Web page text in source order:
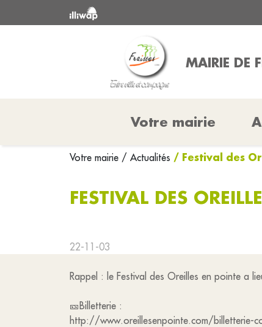
MAIRIE DE
Votre mairie
Votre mairie / Actualités / Festival des
FESTIVAL DES
22-11-03
Rappel : le Festival des Oreilles en pointe a
🎫Billetterie :
http://www.oreillesenpointe.com/billetterie-